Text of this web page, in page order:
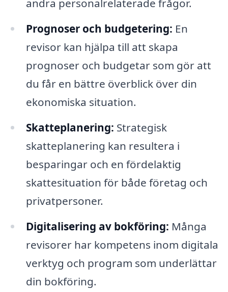
andra personalrelaterade frågor.
Prognoser och budgetering: En
revisor kan hjälpa till att skapa
prognoser och budgetar som gör att
du får en bättre överblick över din
ekonomiska situation.
Skatteplanering: Strategisk
skatteplanering kan resultera i
besparingar och en fördelaktig
skattesituation för både företag och
privatpersoner.
Digitalisering av bokföring: Många
revisorer har kompetens inom digitala
verktyg och program som underlättar
din bokföring.